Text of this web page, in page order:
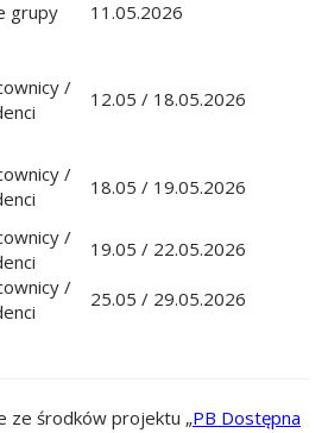
grupy 11.05.2026
/
12.05 / 18.05.2026
/
18.05 / 19.05.2026
/
19.05 / 22.05.2026
/
25.05 / 29.05.2026
ze środków projektu „PB Dostępna